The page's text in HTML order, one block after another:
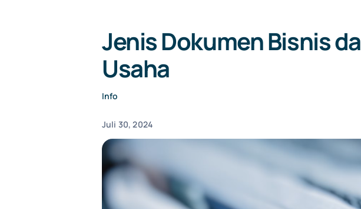
Jenis Dokumen Bisnis
Usaha
Info
Juli 30, 2024